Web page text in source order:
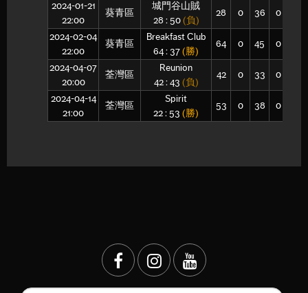
2024-01-21
22:00
葵青區
城門谷山賊
28 : 50 (負)
28 0 36 0
2024-02-04
22:00
葵青區
Breakfast Club
64 : 37 (勝)
64 0 45 0
2024-04-07
20:00
荃灣區
Reunion
42 : 43 (負)
42 0 33 0
2024-04-14
21:00
荃灣區
Spirit
22 : 53 (勝)
53 0 38 0